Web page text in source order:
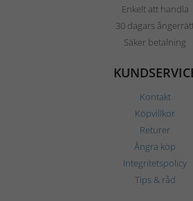
Enkelt att handla
30 dagars
Säker betalning
Kontakt
Köpvillkor
Returer
Ångra köp
Integritetspolicy
Tips & råd